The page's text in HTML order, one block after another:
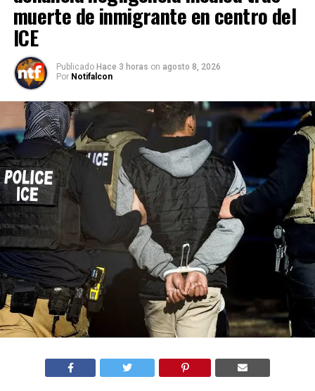
muerte de inmigrante en centro del
ICE
Publicado Hace 3 horas on agosto 8, 2026
Por Notifalcon